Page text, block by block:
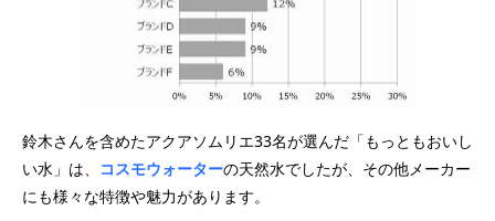
鈴木さんを含めたアクアソムリエ33名が選んだ「もっともおいし
い水」は、
コスモウォーターの天然水でしたが、その他メーカー
にも様々な特徴や魅力があります。